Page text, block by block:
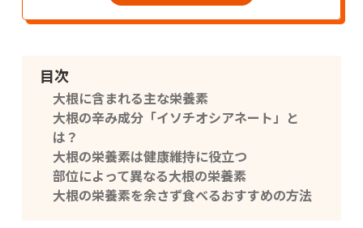
目次
大根に含まれる主な栄養素
大根の辛み成分「イソチオシアネート」と
は？
大根の栄養素は健康維持に役立つ
部位によって異なる大根の栄養素
大根の栄養素を余さず食べるおすすめの方法